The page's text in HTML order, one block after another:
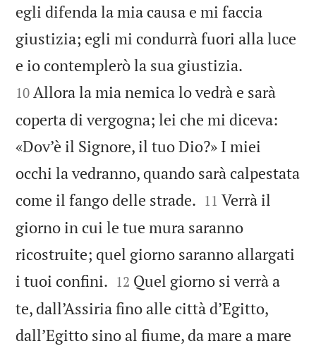
egli difenda la mia causa e mi faccia
giustizia; egli mi condurrà fuori alla luce
e io contemplerò la sua giustizia.
10 Allora la mia nemica lo vedrà e sarà
coperta di vergogna; lei che mi diceva:
«Dov’è il Signore, il tuo Dio?» I miei
occhi la vedranno, quando sarà calpestata
come il fango delle strade. 

11 Verrà il
giorno in cui le tue mura saranno
ricostruite; quel giorno saranno allargati
i tuoi confini. 

12 Quel giorno si verrà a
te, dall’Assiria fino alle città d’Egitto,
dall’Egitto sino al fiume, da mare a mare